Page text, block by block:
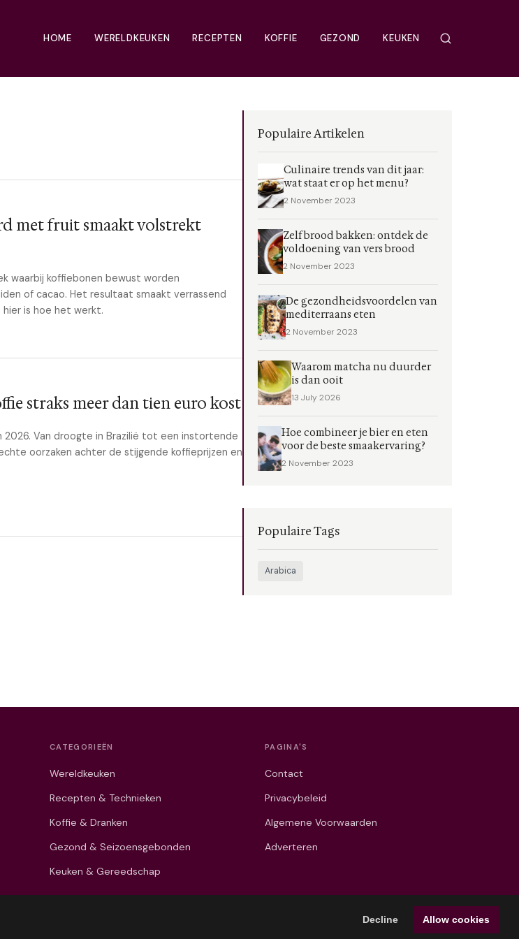
Decline Allow cookies
HOME WERELDKEUKEN RECEPTEN KOFFIE GEZOND KEUKEN
met fruit smaakt volstrekt
waarbij koffiebonen bewust worden
of cacao. Het resultaat smaakt verrassend
is hoe het werkt.
straks meer dan tien euro kost
2026. Van droogte in Brazilië tot een instortende
oorzaken achter de stijgende koffieprijzen en
Populaire Artikelen
Culinaire trends van dit jaar:
wat staat er op het menu?
2 November 2023
Zelf brood bakken: ontdek de
voldoening van vers brood
2 November 2023
De gezondheidsvoordelen van
mediterraans eten
2 November 2023
Waarom matcha nu duurder
is dan ooit
13 July 2026
Hoe combineer je bier en eten
voor de beste smaakervaring?
2 November 2023
Populaire Tags
Arabica
CATEGORIEËN
Wereldkeuken
Recepten & Technieken
Koffie & Dranken
Gezond & Seizoensgebonden
Keuken & Gereedschap
PAGINA'S
Contact
Privacybeleid
Algemene Voorwaarden
Adverteren